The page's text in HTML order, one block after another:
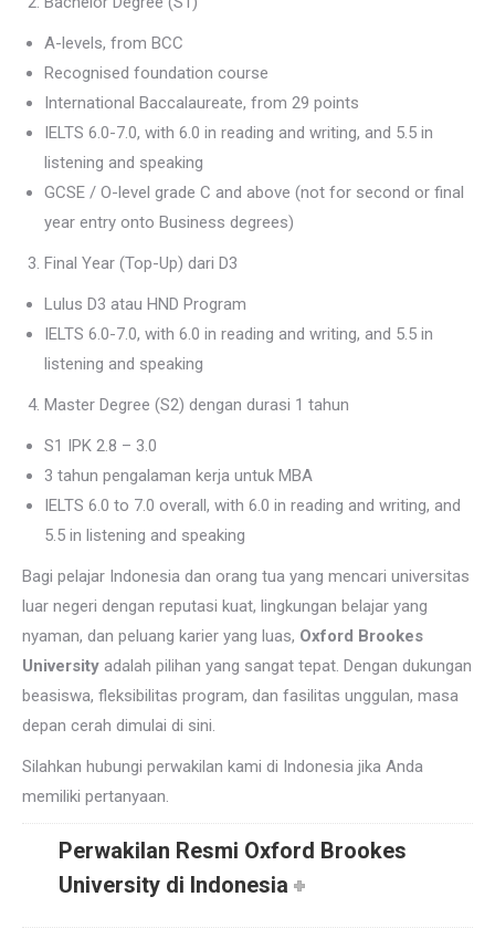
A-levels, from BCC
Recognised foundation course
International Baccalaureate, from 29 points
IELTS 6.0-7.0, with 6.0 in reading and writing, and 5.5 in
listening and speaking
GCSE / O-level grade C and above (not for second or final
year entry onto Business degrees)
Final Year (Top-Up) dari D3
Lulus D3 atau HND Program
IELTS 6.0-7.0, with 6.0 in reading and writing, and 5.5 in
listening and speaking
Master Degree (S2) dengan durasi 1 tahun
S1 IPK 2.8 – 3.0
3 tahun pengalaman kerja untuk MBA
IELTS 6.0 to 7.0 overall, with 6.0 in reading and writing, and
5.5 in listening and speaking
Bagi pelajar Indonesia dan orang tua yang mencari universitas
luar negeri dengan reputasi kuat, lingkungan belajar yang
nyaman, dan peluang karier yang luas, Oxford Brookes
University adalah pilihan yang sangat tepat. Dengan dukungan
beasiswa, fleksibilitas program, dan fasilitas unggulan, masa
depan cerah dimulai di sini.
Silahkan hubungi perwakilan kami di Indonesia jika Anda
memiliki pertanyaan.
Perwakilan Resmi Oxford Brookes
University di Indonesia